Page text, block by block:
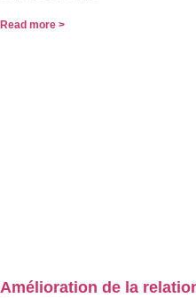
Read more >
Amélioration de la